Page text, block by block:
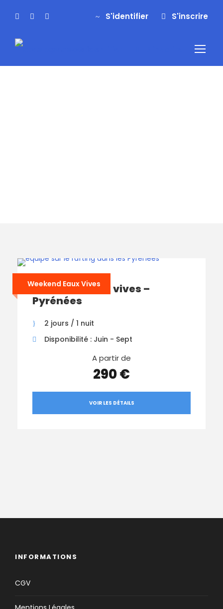
S'identifier S'inscrire
Weekend Eaux Vives
Weekend Eaux vives –
Pyrénées
2 jours / 1 nuit
Disponibilité : Juin - Sept
A partir de
290 €
VOIR LES DÉTAILS
INFORMATIONS
CGV